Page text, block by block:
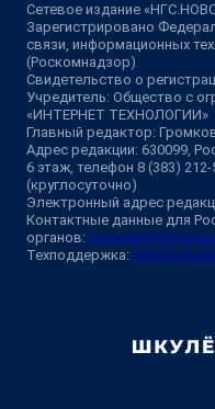
Сетевое издание
Зарегистрировано
связи, информационных
(Роскомнадзор)
Свидетельство о
Учредитель: Общество с
«ИНТЕРНЕТ ТЕХНОЛОГИИ»
Главный редактор:
Адрес редакции: 630099,
6 этаж, телефон 8 (383)
(круглосуточно)
Электронный адрес
Контактные данные для
органов:
Техподдержка: